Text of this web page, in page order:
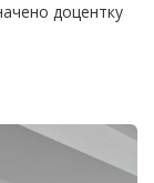
доцентку